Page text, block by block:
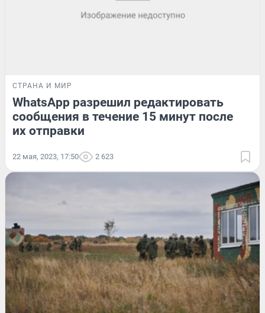
СТРАНА И МИР
WhatsApp разрешил редактировать
сообщения в течение 15 минут после
их отправки
22 мая, 2023, 17:50 2 623